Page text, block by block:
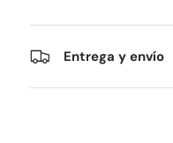
Entrega y envío